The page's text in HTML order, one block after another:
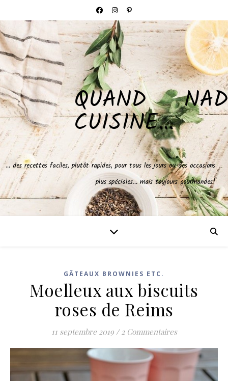
QUAND NAD
CUISINE…
… des recettes faciles, plutôt rapides, pour tous les jours ou des occasions
plus spéciales… mais toujours gourmandes!
GÂTEAUX BROWNIES ETC.
Moelleux aux biscuits
roses de Reims
11 septembre 2019 / 2 Commentaires